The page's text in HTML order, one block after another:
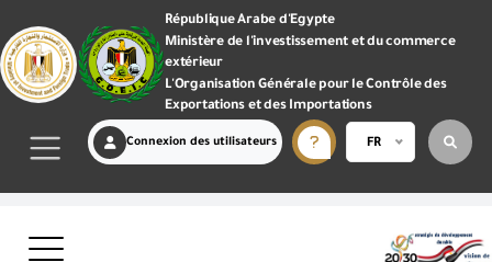
République Arabe d'Egypte
Ministère de l'investissement et du commerce
extérieur
L'Organisation Générale pour le Contrôle des
Exportations et des Importations
Connexion des utilisateurs FR